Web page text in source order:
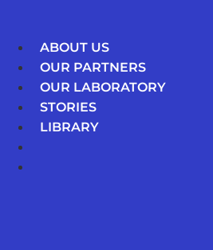
contentABOUT US
OUR PARTNERS
OUR LABORATORY
STORIES
LIBRARY